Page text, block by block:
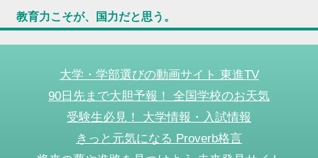
教育力こそが、国力だと思う。
大学・学部選びの動画サイト 東進TV
90日先まで大胆予報！ 全国学校のお天気
受験生必見！ 大学情報・入試情報
きっと元気になる Proverb格言